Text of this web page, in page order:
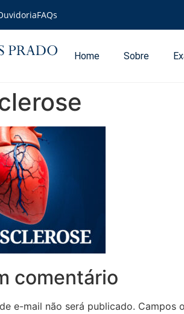
FAQs
Home Sobre
comentário
e-mail não será publicado. Campos